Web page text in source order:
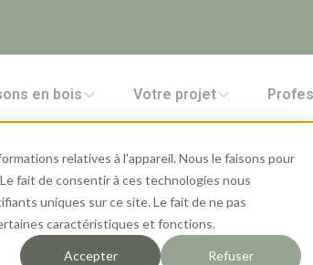
relatives à l'appareil. Nous le faisons pour
fait de consentir à ces technologies nous
uniques sur ce site. Le fait de ne pas
caractéristiques et fonctions.
Accepter Refuser
en bois Votre projet
Prénom*